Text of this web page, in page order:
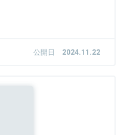
公開日 2024.11.22